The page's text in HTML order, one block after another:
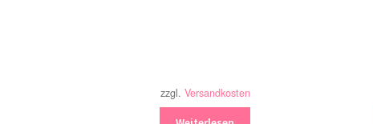
zzgl. Versandkosten